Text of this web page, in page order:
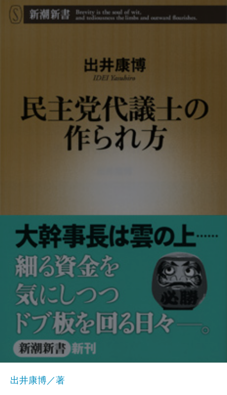
出井康博／著